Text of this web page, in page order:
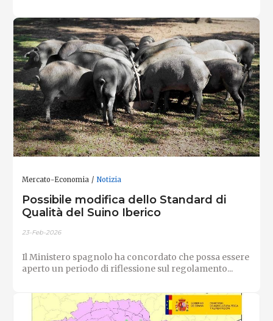
Mercato-Economia Notizia
Possibile modifica dello Standard di
Qualità del Suino Iberico
23-Feb-2026
Il Ministero spagnolo ha concordato che possa essere
aperto un periodo di riflessione sul regolamento...